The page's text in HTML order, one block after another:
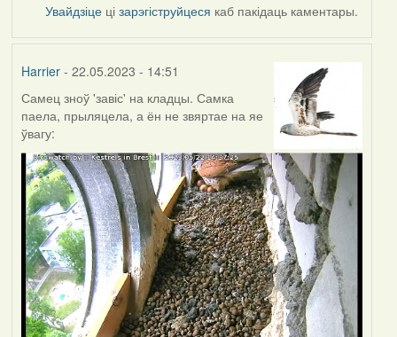
Увайдзіце цізарэгіструйцеся каб пакідаць каментары.
Harrier- 22.05.2023 - 14:51
Самец зноў 'завіс' на кладцы. Самка
паела, прыляцела, а ён не звяртае на яе
ўвагу: